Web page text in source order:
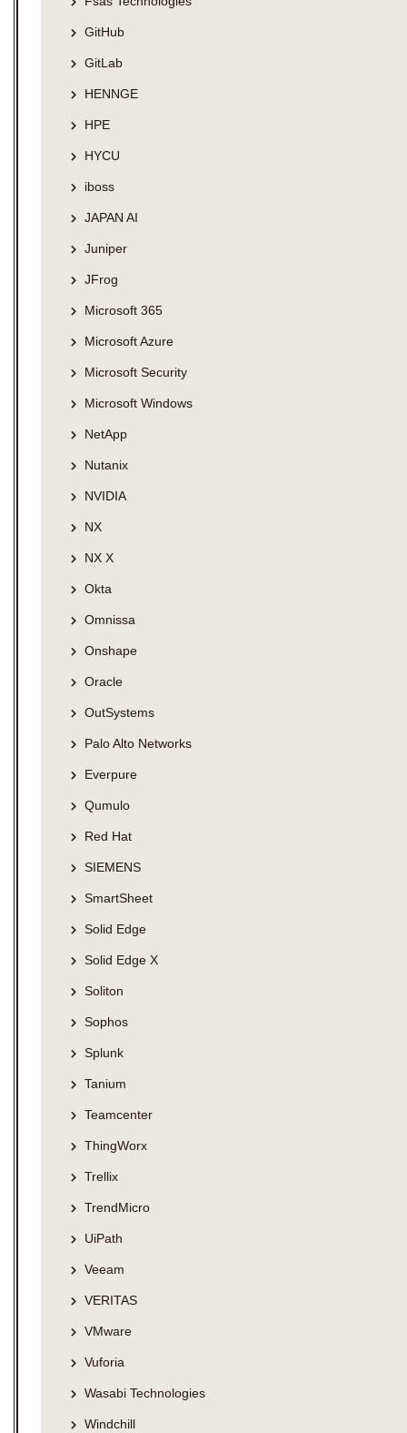
GitHub
GitLab
HENNGE
HPE
HYCU
iboss
JAPAN AI
Juniper
JFrog
Microsoft 365
Microsoft Azure
Microsoft Security
Microsoft Windows
NetApp
Nutanix
NVIDIA
NX
NX X
Okta
Omnissa
Onshape
Oracle
OutSystems
Palo Alto Networks
Everpure
Qumulo
Red Hat
SIEMENS
SmartSheet
Solid Edge
Solid Edge X
Soliton
Sophos
Splunk
Tanium
Teamcenter
ThingWorx
Trellix
TrendMicro
UiPath
Veeam
VERITAS
VMware
Vuforia
Wasabi Technologies
Windchill